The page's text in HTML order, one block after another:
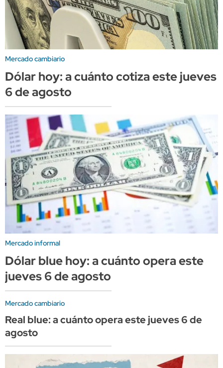
Mercado cambiario
Dólar hoy: a cuánto cotiza este jueves
6 de agosto
Mercado informal
Dólar blue hoy: a cuánto opera este
jueves 6 de agosto
Mercado cambiario
Real blue: a cuánto opera este jueves 6 de
agosto